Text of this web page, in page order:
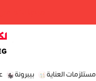
مستلزمات العناية بيبرونة